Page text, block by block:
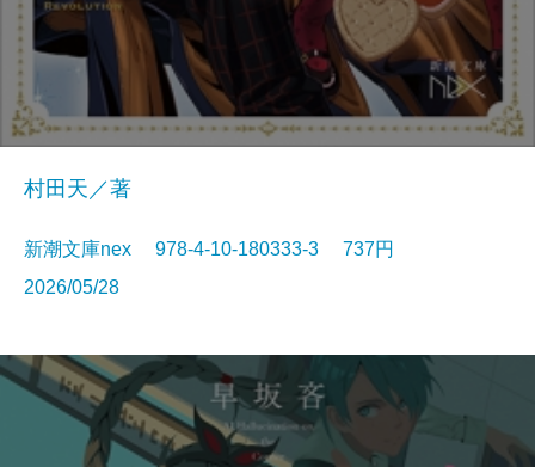
村田天／著
新潮文庫nex 978-4-10-180333-3 737円
2026/05/28